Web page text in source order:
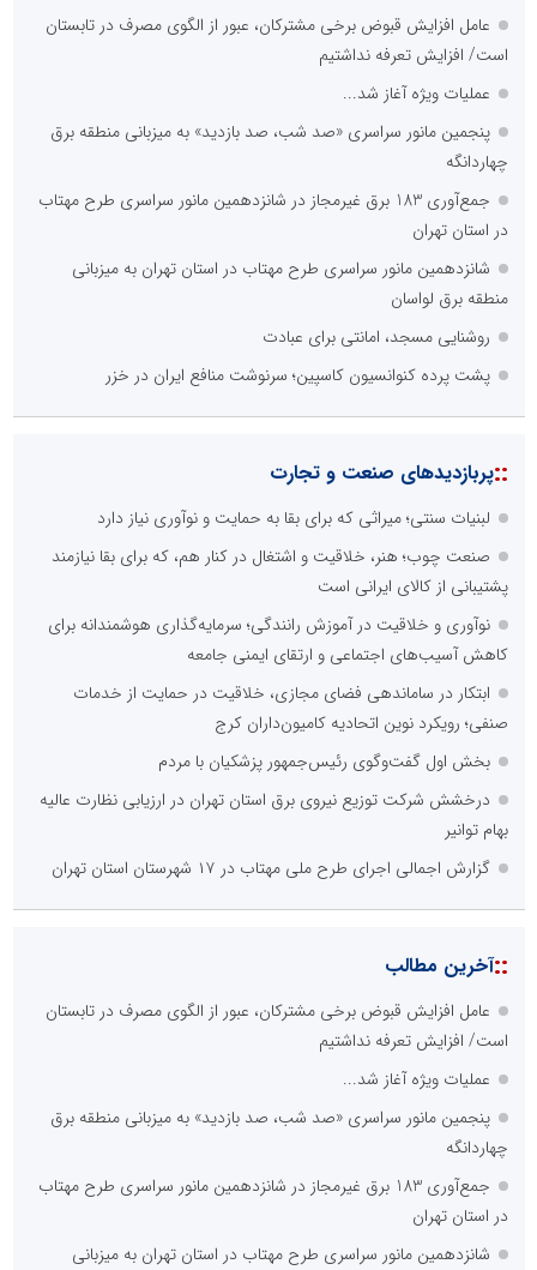
عامل افزایش قبوض برخی مشترکان، عبور از الگوی مصرف در تابستان
است/ افزایش تعرفه نداشتیم
عملیات ویژه آغاز شد...
پنجمین مانور سراسری «صد شب، صد بازدید» به میزبانی منطقه برق
چهاردانگه
جمع‌آوری 183 برق غیرمجاز در شانزدهمین مانور سراسری طرح مهتاب
در استان تهران
شانزدهمین مانور سراسری طرح مهتاب در استان تهران به میزبانی
منطقه برق لواسان
روشنایی مسجد، امانتی برای عبادت
پشت پرده کنوانسیون کاسپین؛ سرنوشت منافع ایران در خزر
::پربازدیدهای صنعت و تجارت
لبنیات سنتی؛ میراثی که برای بقا به حمایت و نوآوری نیاز دارد
صنعت چوب؛ هنر، خلاقیت و اشتغال در کنار هم، که برای بقا نیازمند
پشتیبانی از کالای ایرانی است
نوآوری و خلاقیت در آموزش رانندگی؛ سرمایه‌گذاری هوشمندانه برای
کاهش آسیب‌های اجتماعی و ارتقای ایمنی جامعه
ابتکار در ساماندهی فضای مجازی، خلاقیت در حمایت از خدمات
صنفی؛ رویکرد نوین اتحادیه کامیون‌داران کرج
بخش اول گفت‌وگوی رئیس‌جمهور پزشکیان با مردم
درخشش شرکت توزیع نیروی برق استان تهران در ارزیابی نظارت عالیه
بهام توانیر
گزارش اجمالی اجرای طرح ملی مهتاب در ۱۷ شهرستان استان تهران
::آخرین مطالب
عامل افزایش قبوض برخی مشترکان، عبور از الگوی مصرف در تابستان
است/ افزایش تعرفه نداشتیم
عملیات ویژه آغاز شد...
پنجمین مانور سراسری «صد شب، صد بازدید» به میزبانی منطقه برق
چهاردانگه
جمع‌آوری 183 برق غیرمجاز در شانزدهمین مانور سراسری طرح مهتاب
در استان تهران
شانزدهمین مانور سراسری طرح مهتاب در استان تهران به میزبانی